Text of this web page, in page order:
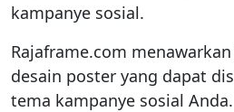
kampanye sosial.
Rajaframe.com
desain poster yang dapat
tema kampanye sosial